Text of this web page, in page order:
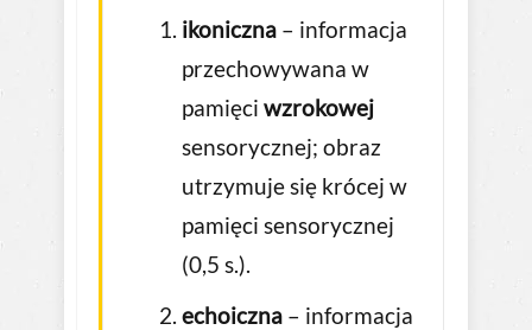
ikoniczna– informacja
przechowywana w
pamięci wzrokowej
sensorycznej; obraz
utrzymuje się krócej w
pamięci sensorycznej
(0,5 s.).
echoiczna– informacja